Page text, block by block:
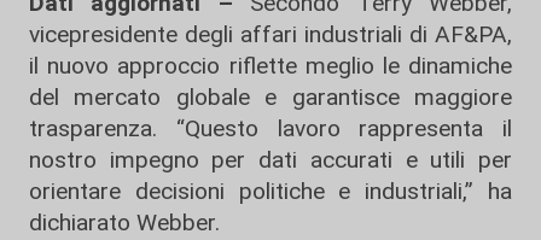
vicepresidente degli affari industriali di AF&PA,
il nuovo approccio riflette meglio le dinamiche
del mercato globale e garantisce maggiore
trasparenza. “Questo lavoro rappresenta il
nostro impegno per dati accurati e utili per
orientare decisioni politiche e industriali,” ha
dichiarato Webber.